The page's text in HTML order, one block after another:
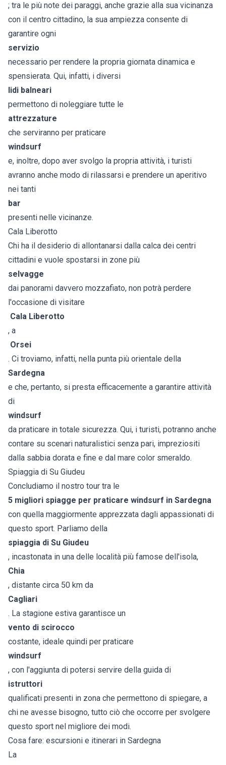
; tra le più note dei paraggi, anche grazie alla sua vicinanza
con il centro cittadino, la sua ampiezza consente di
garantire ogni
servizio
necessario per rendere la propria giornata dinamica e
spensierata. Qui, infatti, i diversi
lidi balneari
permettono di noleggiare tutte le
attrezzature
che serviranno per praticare
windsurf
e, inoltre, dopo aver svolgo la propria attività, i turisti
avranno anche modo di rilassarsi e prendere un aperitivo
nei tanti
bar
presenti nelle vicinanze.
Cala Liberotto
Chi ha il desiderio di allontanarsi dalla calca dei centri
cittadini e vuole spostarsi in zone più
selvagge
dai panorami davvero mozzafiato, non potrà perdere
l'occasione di visitare
Cala Liberotto
, a
Orsei
. Ci troviamo, infatti, nella punta più orientale della
Sardegna
e che, pertanto, si presta efficacemente a garantire attività
di
windsurf
da praticare in totale sicurezza. Qui, i turisti, potranno anche
contare su scenari naturalistici senza pari, impreziositi
dalla sabbia dorata e fine e dal mare color smeraldo.
Spiaggia di Su Giudeu
Concludiamo il nostro tour tra le
5 migliori spiagge per praticare windsurf in Sardegna
con quella maggiormente apprezzata dagli appassionati di
questo sport. Parliamo della
spiaggia di Su Giudeu
, incastonata in una delle località più famose dell'isola,
Chia
, distante circa 50 km da
Cagliari
. La stagione estiva garantisce un
vento di scirocco
costante, ideale quindi per praticare
windsurf
, con l'aggiunta di potersi servire della guida di
istruttori
qualificati presenti in zona che permettono di spiegare, a
chi ne avesse bisogno, tutto ciò che occorre per svolgere
questo sport nel migliore dei modi.
Cosa fare: escursioni e itinerari in Sardegna
La